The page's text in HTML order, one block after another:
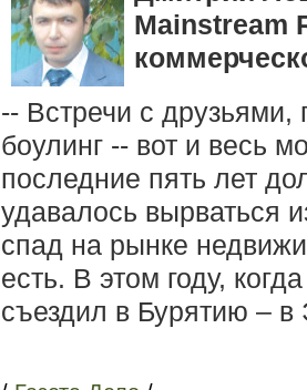
Mainstream
-- Встречи с
боулинг -- вот и весь
последние пять лет
удавалось вырваться
спад на рынке
есть. В этом году,
съездил в Бурятию – в